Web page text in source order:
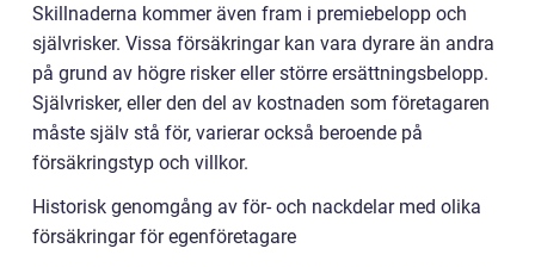
Skillnaderna kommer även fram i premiebelopp och
självrisker. Vissa försäkringar kan vara dyrare än andra
på grund av högre risker eller större ersättningsbelopp.
Självrisker, eller den del av kostnaden som företagaren
måste själv stå för, varierar också beroende på
försäkringstyp och villkor.
Historisk genomgång av för- och nackdelar med olika
försäkringar för egenföretagare